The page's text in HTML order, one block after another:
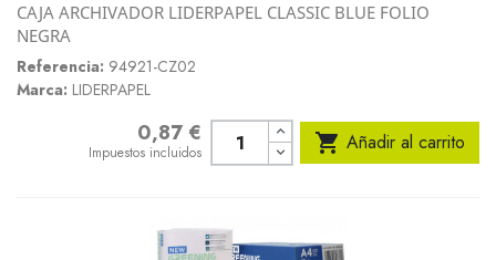
CAJA ARCHIVADOR LIDERPAPEL CLASSIC BLUE FOLIO
NEGRA
Referencia: 94921-CZ02
Marca: LIDERPAPEL
0,87 €
Impuestos incluidos  Añadir al carrito